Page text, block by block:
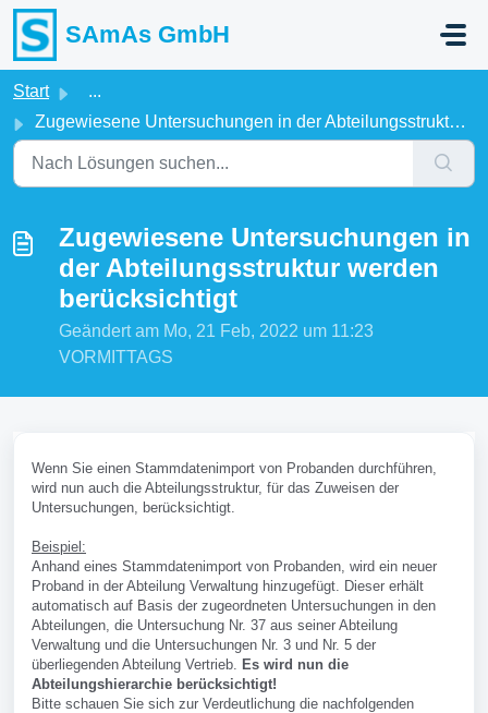
Zum hauptsächlichen Inhalt gehen
SAmAs GmbH
Start
...
Zugewiesene Untersuchungen in der Abteilungsstruktur werd...
Zugewiesene Untersuchungen in
der Abteilungsstruktur werden
berücksichtigt
Geändert am Mo, 21 Feb, 2022 um 11:23
VORMITTAGS
Wenn Sie einen Stammdatenimport von Probanden durchführen,
wird nun auch die Abteilungsstruktur, für das Zuweisen der
Untersuchungen, berücksichtigt.
Beispiel:
Anhand eines Stammdatenimport von Probanden, wird ein neuer
Proband in der Abteilung Verwaltung hinzugefügt. Dieser erhält
automatisch auf Basis der zugeordneten Untersuchungen in den
Abteilungen, die Untersuchung Nr. 37 aus seiner Abteilung
Verwaltung und die Untersuchungen Nr. 3 und Nr. 5 der
überliegenden Abteilung Vertrieb. Es wird nun die
Abteilungshierarchie berücksichtigt!
Bitte schauen Sie sich zur Verdeutlichung die nachfolgenden